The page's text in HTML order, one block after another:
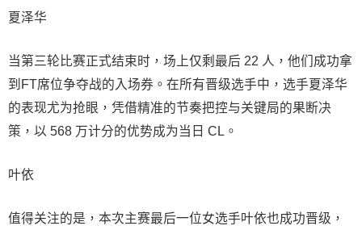
夏泽华
当第三轮比赛正式结束时，场上仅剩最后 22 人，他们成功拿
到FT席位争夺战的入场券。在所有晋级选手中，选手夏泽华
的表现尤为抢眼，凭借精准的节奏把控与关键局的果断决
策，以 568 万计分的优势成为当日 CL。
叶依
值得关注的是，本次主赛最后一位女选手叶依也成功晋级，